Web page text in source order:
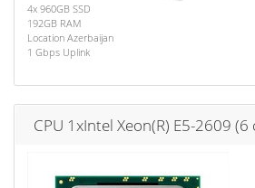
4x 960GB SSD
192GB RAM
Location Azerbaijan
1 Gbps Uplink
CPU 1xIntel Xeon(R) E5-2609 (6